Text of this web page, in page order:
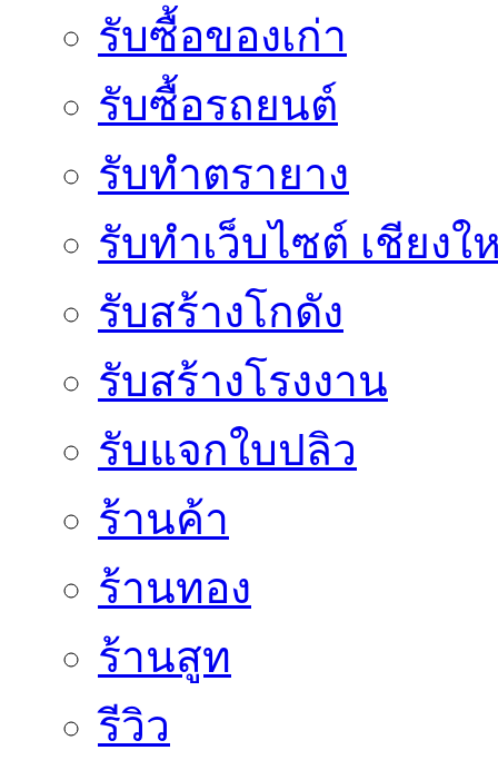
รับซื้อของเก่า
รับซื้อรถยนต์
รับทำตรายาง
รับทำเว็บไซต์ เชียงใ
รับสร้างโกดัง
รับสร้างโรงงาน
รับแจกใบปลิว
ร้านค้า
ร้านทอง
ร้านสูท
รีวิว